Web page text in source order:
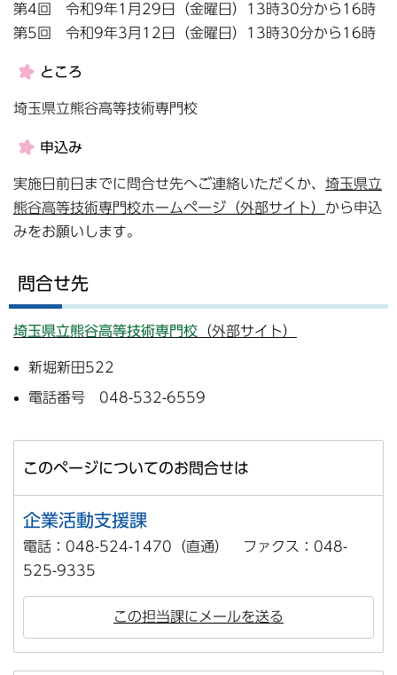
第4回 令和9年1月29日（金曜日）13時30分から16時
第5回 令和9年3月12日（金曜日）13時30分から16時
ところ
埼玉県立熊谷高等技術専門校
申込み
実施日前日までに問合せ先へご連絡いただくか、 埼玉県立
熊谷高等技術専門校ホームページ（外部サイト） から申込
みをお願いします。
問合せ先
埼玉県立熊谷高等技術専門校 （外部サイト）
新堀新田522
電話番号 048-532-6559
このページについてのお問合せは
企業活動支援課
電話：048-524-1470（直通） ファクス：048-
525-9335
この担当課にメールを送る